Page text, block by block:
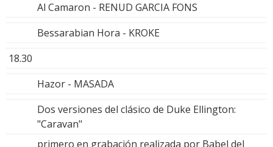
Al Camaron - RENUD GARCIA FONS
Bessarabian Hora - KROKE
18.30
Hazor - MASADA
Dos versiones del clásico de Duke Ellington:
"Caravan"
primero en grabación realizada por Babel del